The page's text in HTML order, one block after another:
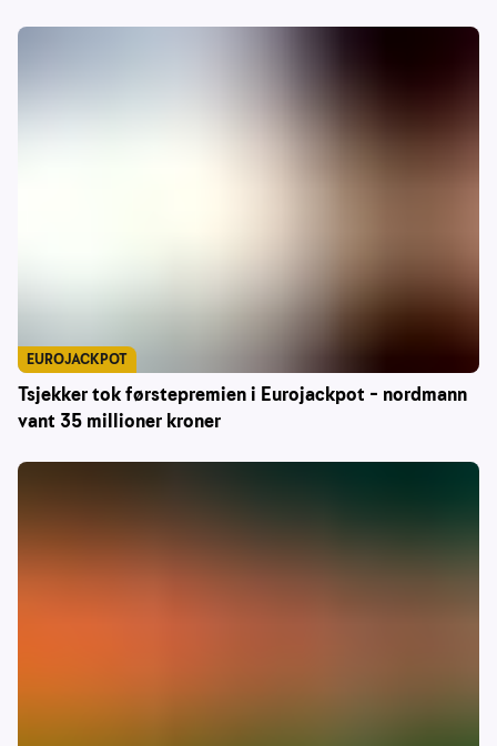
Tsjekker tok førstepremien i Eurojackpot – nordmann
vant 35 millioner kroner
EUROJACKPOT